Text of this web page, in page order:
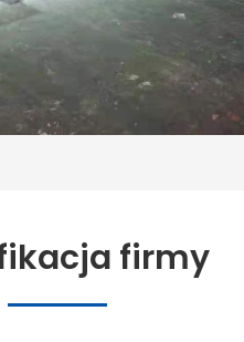
firmy